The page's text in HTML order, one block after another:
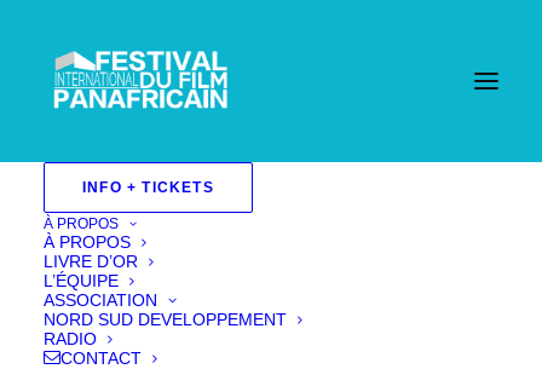
INFO + TICKETS
À PROPOS
À PROPOS
LIVRE D’OR
L’ÉQUIPE
ASSOCIATION
NORD SUD DEVELOPPEMENT
RADIO
CONTACT